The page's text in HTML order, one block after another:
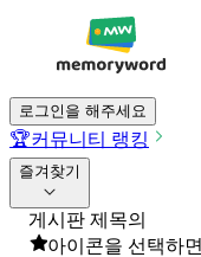
로그인을 해주세요
🏆커뮤니티 랭킹
즐겨찾기
게시판 제목의
아이콘을 선택하면